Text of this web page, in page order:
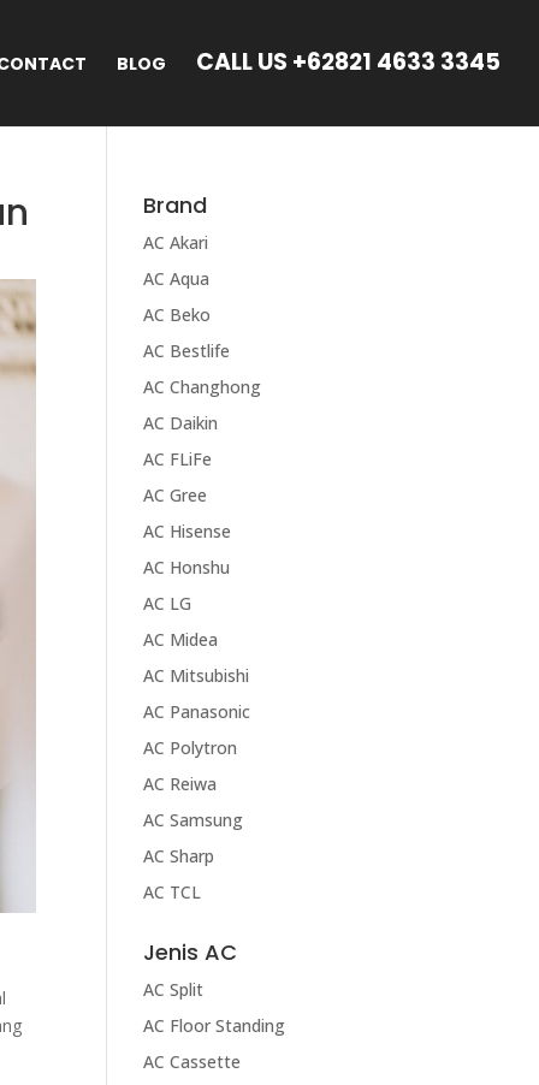
BLOG CALL US +62821 4633 3345
Brand
AC Akari
AC Aqua
AC Beko
AC Bestlife
AC Changhong
AC Daikin
AC FLiFe
AC Gree
AC Hisense
AC Honshu
AC LG
AC Midea
AC Mitsubishi
AC Panasonic
AC Polytron
AC Reiwa
AC Samsung
AC Sharp
AC TCL
Jenis AC
AC Split
AC Floor Standing
AC Cassette